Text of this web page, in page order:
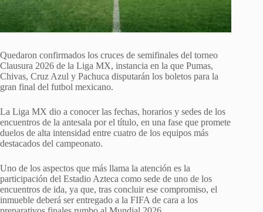
Quedaron confirmados los cruces de semifinales del torneo
Clausura 2026 de la Liga MX, instancia en la que Pumas,
Chivas, Cruz Azul y Pachuca disputarán los boletos para la
gran final del futbol mexicano.
La Liga MX dio a conocer las fechas, horarios y sedes de los
encuentros de la antesala por el título, en una fase que promete
duelos de alta intensidad entre cuatro de los equipos más
destacados del campeonato.
Uno de los aspectos que más llama la atención es la
participación del Estadio Azteca como sede de uno de los
encuentros de ida, ya que, tras concluir ese compromiso, el
inmueble deberá ser entregado a la FIFA de cara a los